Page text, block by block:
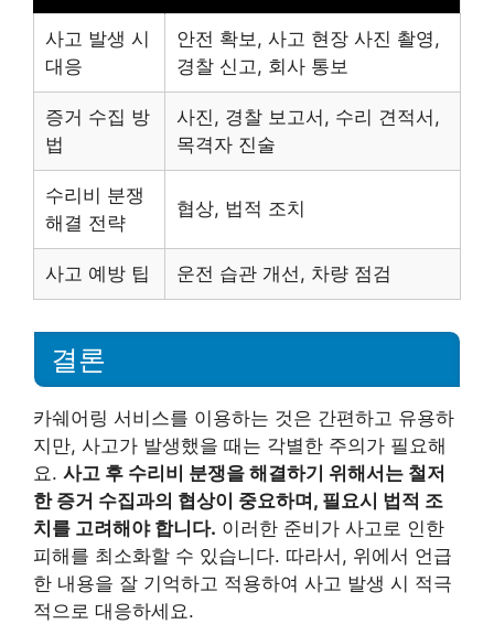
사고 발생 시
대응
안전 확보, 사고 현장 사진 촬영,
경찰 신고, 회사 통보
증거 수집 방
법
사진, 경찰 보고서, 수리 견적서,
목격자 진술
수리비 분쟁
해결 전략
협상, 법적 조치
사고 예방 팁 운전 습관 개선, 차량 점검
결론
카쉐어링 서비스를 이용하는 것은 간편하고 유용하
지만, 사고가 발생했을 때는 각별한 주의가 필요해
요. 사고 후 수리비 분쟁을 해결하기 위해서는 철저
한 증거 수집과의 협상이 중요하며, 필요시 법적 조
치를 고려해야 합니다. 이러한 준비가 사고로 인한
피해를 최소화할 수 있습니다. 따라서, 위에서 언급
한 내용을 잘 기억하고 적용하여 사고 발생 시 적극
적으로 대응하세요.